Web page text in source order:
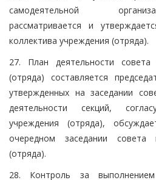
самодеятельной
рассматривается и
коллектива учреждения (отряда).
27. План деятельности совета
(отряда) составляется
утвержденных на заседании
деятельности секций,
учреждения (отряда),
очередном заседании совета
(отряда).
28. Контроль за